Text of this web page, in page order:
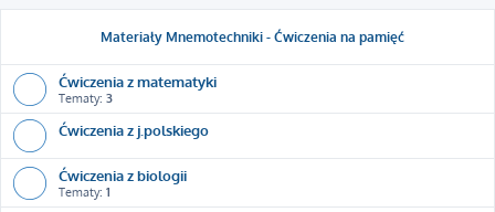
Materiały Mnemotechniki - Ćwiczenia na pamięć
Ćwiczenia z matematyki
Tematy: 3
Ćwiczenia z j.polskiego
Ćwiczenia z biologii
Tematy: 1